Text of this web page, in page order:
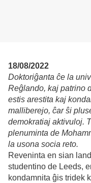
18/08/2022
Doktoriĝanta ĉe la
Reĝlando, kaj patrino
estis arestita kaj
malliberejo, ĉar ŝi
demokratiaj aktivuloj.
plenuminta de
la usona socia reto.
Reveninta en sian
studentino de Leeds,
kondamnita ĝis tridek